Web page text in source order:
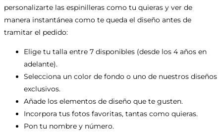
personalizarte las espinilleras como tu quieras y ver de
manera instantánea como te queda el diseño antes de
tramitar el pedido:
Elige tu talla entre 7 disponibles (desde los 4 años en
adelante).
Selecciona un color de fondo o uno de nuestros diseños
exclusivos.
Añade los elementos de diseño que te gusten.
Incorpora tus fotos favoritas, tantas como quieras.
Pon tu nombre y número.